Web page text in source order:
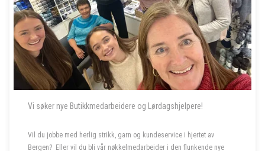
Vi søker nye Butikkmedarbeidere og Lørdagshjelpere!
Vil du jobbe med herlig strikk, garn og kundeservice i hjertet av
Bergen? Eller vil du bli vår nøkkelmedarbeider i den flunkende nye